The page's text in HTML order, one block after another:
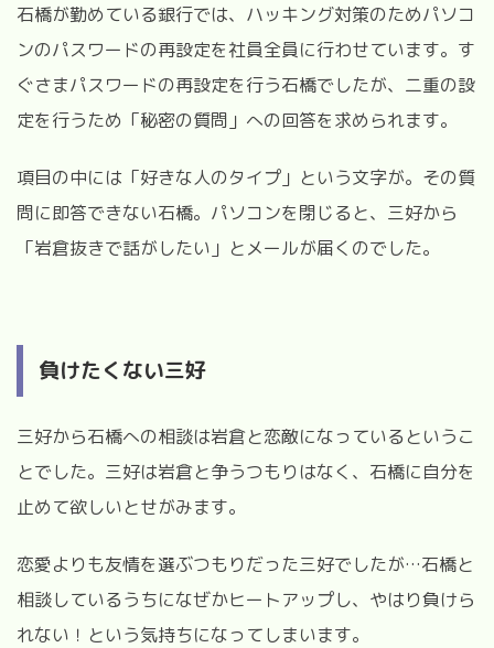
石橋が勤めている銀行では、ハッキング対策のためパソコ
ンのパスワードの再設定を社員全員に行わせています。す
ぐさまパスワードの再設定を行う石橋でしたが、二重の設
定を行うため「秘密の質問」への回答を求められます。
項目の中には「好きな人のタイプ」という文字が。その質
問に即答できない石橋。パソコンを閉じると、三好から
「岩倉抜きで話がしたい」とメールが届くのでした。
負けたくない三好
三好から石橋への相談は岩倉と恋敵になっているというこ
とでした。三好は岩倉と争うつもりはなく、石橋に自分を
止めて欲しいとせがみます。
恋愛よりも友情を選ぶつもりだった三好でしたが…石橋と
相談しているうちになぜかヒートアップし、やはり負けら
れない！という気持ちになってしまいます。